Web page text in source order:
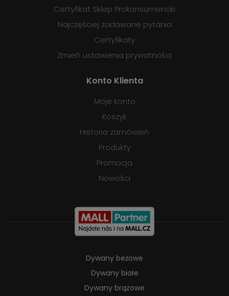
Certyfikat Sklep Prokonsumencki
Najczęściej zadawane pytania
Certyfikaty
Zmień ustawienia prywatności
Konto Klienta
Moje konto
Koszyk
Historia zamówień
Produkty
Promocja
Nowości
Dywany beżowe
Dywany białe
Dywany brązowe